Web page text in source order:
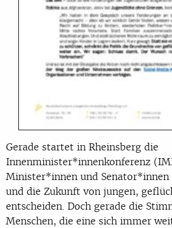
Gerade startet in Rheinsberg die
Innenminister*innenkonferenz
Minister*innen und Senator*innen
und die Zukunft von jungen,
entscheiden. Doch gerade die
Menschen, die eine sich immer